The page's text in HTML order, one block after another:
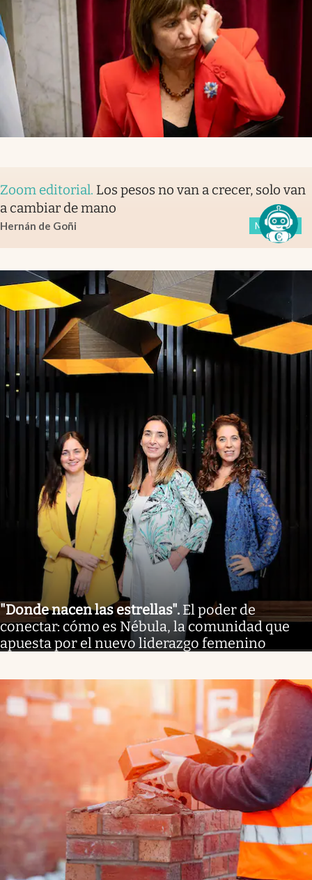
Zoom editorial. Los pesos no van a crecer, solo van
a cambiar de mano
Hernán de Goñi Members
"Donde nacen las estrellas". El poder de
conectar: cómo es Nébula, la comunidad que
apuesta por el nuevo liderazgo femenino